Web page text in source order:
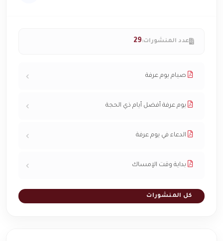
عدد المنشورات:29
صيام يوم عرفة
يوم عرفة أفضل أيام ذي الحجة
الدعاء في يوم عرفة
بداية وقت الإمساك
كل المنشورات